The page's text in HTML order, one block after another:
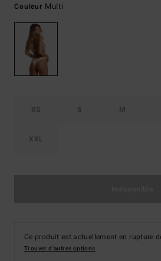
Couleur Multi
XS S M
XXL
Ce produit est actuellement en rupture
Trouver d'autres options